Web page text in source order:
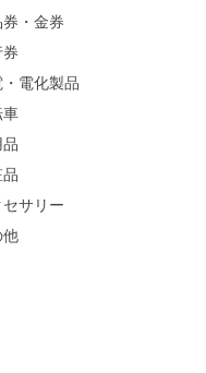
券・金券
券
・電化製品
車
品
品
セサリー
他